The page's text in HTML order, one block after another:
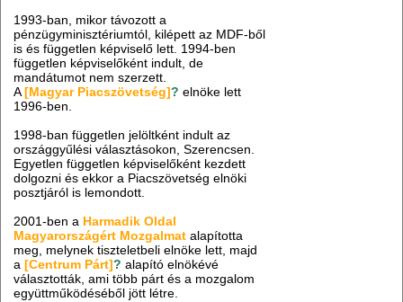
1993-ban, mikor távozott a
pénzügyminisztériumtól, kilépett az MDF-ből
is és független képviselő lett. 1994-ben
független képviselőként indult, de
mandátumot nem szerzett.
A[Magyar Piacszövetség]? elnöke lett
1996-ben.
1998-ban független jelöltként indult az
országgyűlési választásokon, Szerencsen.
Egyetlen független képviselőként kezdett
dolgozni és ekkor a Piacszövetség elnöki
posztjáról is lemondott.
2001-ben a Harmadik Oldal
Magyarországért Mozgalmat alapította
meg, melynek tiszteletbeli elnöke lett, majd
a[Centrum Párt]? alapító elnökévé
választották, ami több párt és a mozgalom
együttműködéséből jött létre.